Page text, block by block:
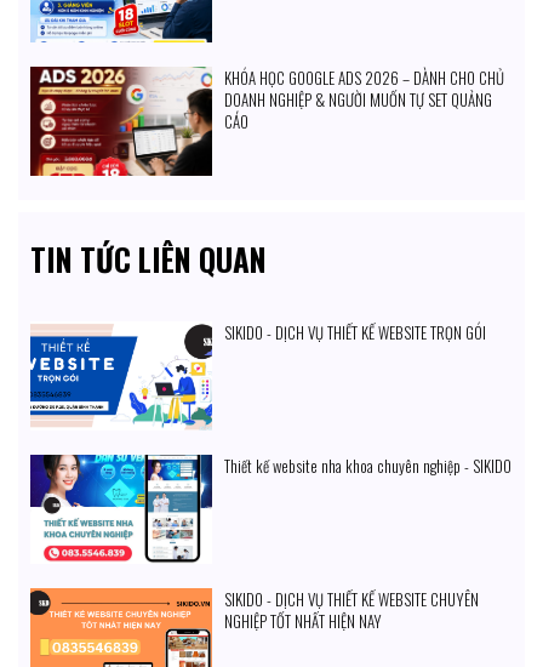
KHÓA HỌC GOOGLE ADS 2026 – DÀNH CHO CHỦ
DOANH NGHIỆP & NGƯỜI MUỐN TỰ SET QUẢNG
CÁO
TIN TỨC LIÊN QUAN
SIKIDO - DỊCH VỤ THIẾT KẾ WEBSITE TRỌN GÓI
Thiết kế website nha khoa chuyên nghiệp - SIKIDO
SIKIDO - DỊCH VỤ THIẾT KẾ WEBSITE CHUYÊN
NGHIỆP TỐT NHẤT HIỆN NAY